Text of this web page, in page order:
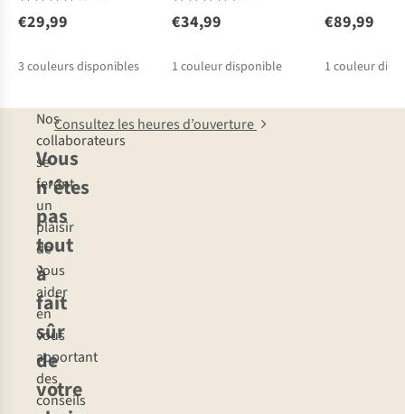
€29,99
3couleurs disponibles
€34,99
1 couleur disponible
€89,99
1 couleur
Vous
n’êtes
pas
tout
à
fait
sûr
de
votre
Nos
collaborateurs
se
feront
un
plaisir
de
vous
aider
en
vous
apportant
des
conseils
Consultez les heures d’ouverture